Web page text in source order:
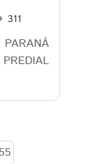
311
PARANÁ